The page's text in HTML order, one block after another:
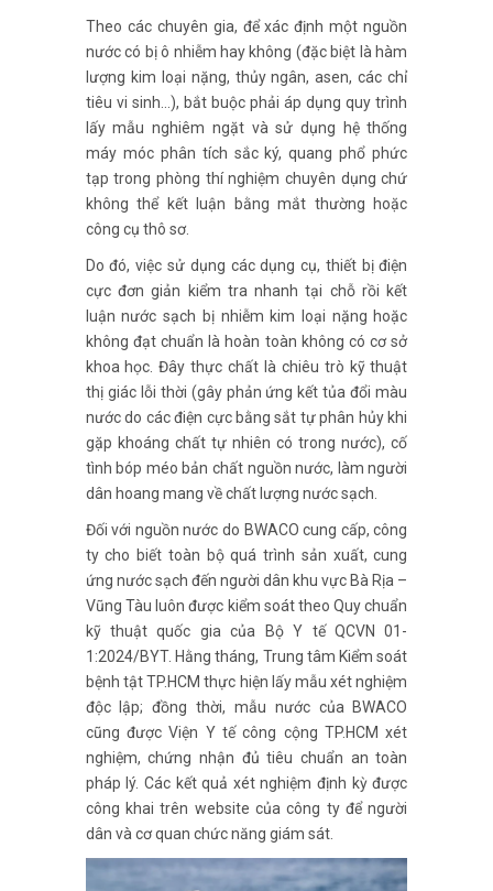
Theo các chuyên gia, để xác định một nguồn
nước có bị ô nhiễm hay không (đặc biệt là hàm
lượng kim loại nặng, thủy ngân, asen, các chỉ
tiêu vi sinh…), bắt buộc phải áp dụng quy trình
lấy mẫu nghiêm ngặt và sử dụng hệ thống
máy móc phân tích sắc ký, quang phổ phức
tạp trong phòng thí nghiệm chuyên dụng chứ
không thể kết luận bằng mắt thường hoặc
công cụ thô sơ.
Do đó, việc sử dụng các dụng cụ, thiết bị điện
cực đơn giản kiểm tra nhanh tại chỗ rồi kết
luận nước sạch bị nhiễm kim loại nặng hoặc
không đạt chuẩn là hoàn toàn không có cơ sở
khoa học. Đây thực chất là chiêu trò kỹ thuật
thị giác lỗi thời (gây phản ứng kết tủa đổi màu
nước do các điện cực bằng sắt tự phân hủy khi
gặp khoáng chất tự nhiên có trong nước), cố
tình bóp méo bản chất nguồn nước, làm người
dân hoang mang về chất lượng nước sạch.
Đối với nguồn nước do BWACO cung cấp, công
ty cho biết toàn bộ quá trình sản xuất, cung
ứng nước sạch đến người dân khu vực Bà Rịa –
Vũng Tàu luôn được kiểm soát theo Quy chuẩn
kỹ thuật quốc gia của Bộ Y tế QCVN 01-
1:2024/BYT. Hằng tháng, Trung tâm Kiểm soát
bệnh tật TP.HCM thực hiện lấy mẫu xét nghiệm
độc lập; đồng thời, mẫu nước của BWACO
cũng được Viện Y tế công cộng TP.HCM xét
nghiệm, chứng nhận đủ tiêu chuẩn an toàn
pháp lý. Các kết quả xét nghiệm định kỳ được
công khai trên website của công ty để người
dân và cơ quan chức năng giám sát.